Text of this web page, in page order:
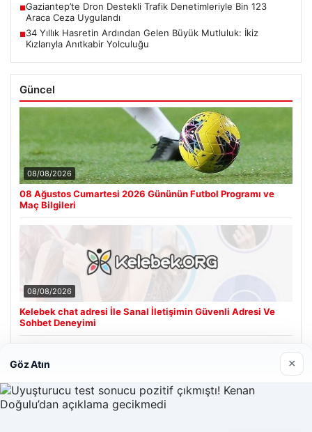
■Gaziantep’te Dron Destekli Trafik Denetimleriyle Bin 123
Araca Ceza Uygulandı
■34 Yıllık Hasretin Ardından Gelen Büyük Mutluluk: İkiz
Kızlarıyla Anıtkabir Yolculuğu
Güncel
08/08/2026
08 Ağustos Cumartesi 2026 Gününün Futbol Programı ve
Maç Bilgileri
08/08/2026
Kelebek chat adresi İle Sanal İletişimin Güvenli Adresi Ve
Sohbet Deneyimi
Göz Atın ×